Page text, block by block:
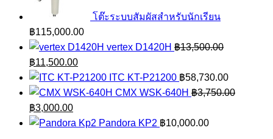
โต๊ะระบบสัมผัสสำหรับนักเรียน
฿115,000.00
vertex D1420H ฿13,500.00
Original
price
was:
฿13,500.00.
฿11,500.00Current
price
is:
ITC KT-P21200 ฿58,730.00
CMX WSK-640H ฿3,750.00
Original
price
฿3,000.00Current
price Pandora KP2 ฿10,000.00